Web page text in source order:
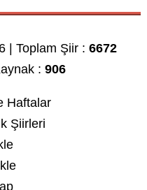
| Toplam Şiir :6672
:906
Haftalar
Şiirleri